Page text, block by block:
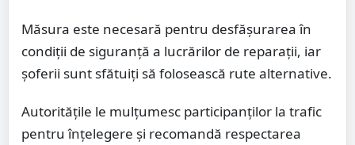
Măsura este necesară pentru desfășurarea în
condiții de siguranță a lucrărilor de reparații, iar
șoferii sunt sfătuiți să folosească rute alternative.
Autoritățile le mulțumesc participanților la trafic
pentru înțelegere și recomandă respectarea